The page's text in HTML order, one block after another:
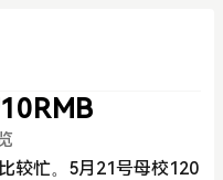
较忙。5月21号母校120